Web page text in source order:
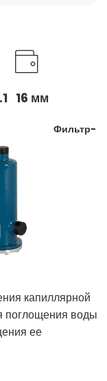
16 мм
Фильтр-
капиллярной
поглощения воды
ее